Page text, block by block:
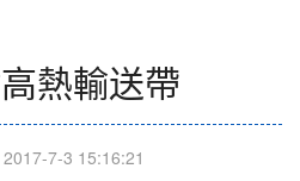
熱輸送帶
7-3 15:16:21